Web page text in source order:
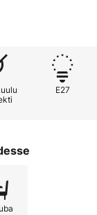
riputitav
järgi varustada –
suurepäraselt
E27